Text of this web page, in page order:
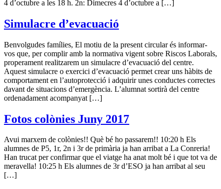
4 d’octubre a les 18 h. 2n: Dimecres 4 d’octubre a […]
Simulacre d’evacuació
Benvolgudes famílies, El motiu de la present circular és informar-
vos que, per complir amb la normativa vigent sobre Riscos Laborals,
properament realitzarem un simulacre d’evacuació del centre.
Aquest simulacre o exercici d’evacuació permet crear uns hàbits de
comportament en l’autoprotecció i adquirir unes conductes correctes
davant de situacions d’emergència. L’alumnat sortirà del centre
ordenadament acompanyat […]
Fotos colònies Juny 2017
Avui marxem de colònies!! Què bé ho passarem!! 10:20 h Els
alumnes de P5, 1r, 2n i 3r de primària ja han arribat a La Conreria!
Han trucat per confirmar que el viatge ha anat molt bé i que tot va de
meravella! 10:25 h Els alumnes de 3r d’ESO ja han arribat al seu
[…]